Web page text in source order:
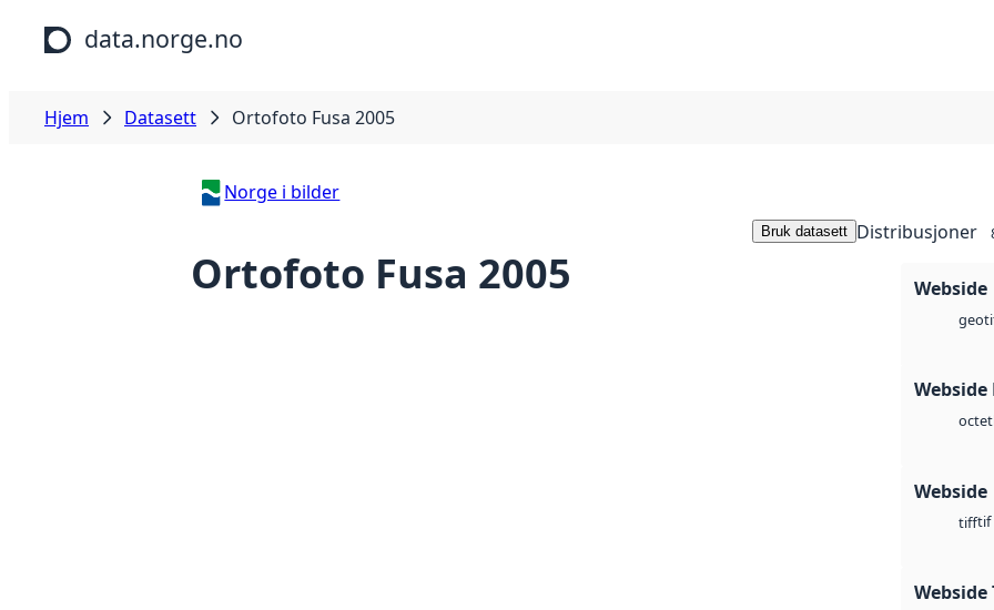
Hopp til hovedinnhold
data.norge.no
Hjem Datasett Ortofoto Fusa 2005
Norge i bilder
Ortofoto Fusa 2005
Bruk datasett Distribusjoner
Webside
Webside
octet
Webside
tifftif
Webside